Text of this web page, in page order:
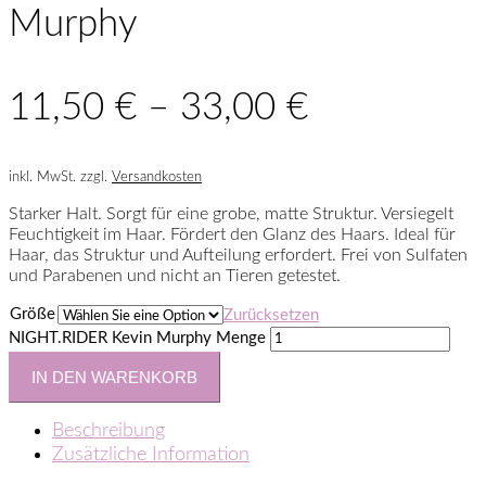
Murphy
11,50 € – 33,00 €
inkl. MwSt. zzgl. Versandkosten
Starker Halt. Sorgt für eine grobe, matte Struktur. Versiegelt
Feuchtigkeit im Haar. Fördert den Glanz des Haars. Ideal für
Haar, das Struktur und Aufteilung erfordert. Frei von Sulfaten
und Parabenen und nicht an Tieren getestet.
Größe
Zurücksetzen
NIGHT.RIDER Kevin Murphy Menge
IN DEN WARENKORB
Beschreibung
Zusätzliche Information